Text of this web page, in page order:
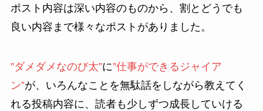
ポスト内容は深い内容のものから、割とどうでも
良い内容まで様々なポストがありました。
”ダメダメなのび太”に”仕事ができるジャイア
ン”が、いろんなことを無駄話をしながら教えてく
れる投稿内容に、読者も少しずつ成長していける